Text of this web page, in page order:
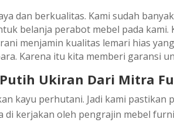
dan berkualitas. Kami sudah
belanja perabot mebel pada kami.
menjamin kualitas lemari hias
Karena itu kita memberi garansi
Ukiran Dаrі Mіtrа
реrhutаnі. Jadi kаmі раѕtіkаn
dі kеrjаkаn оlеh pengrajin mebel